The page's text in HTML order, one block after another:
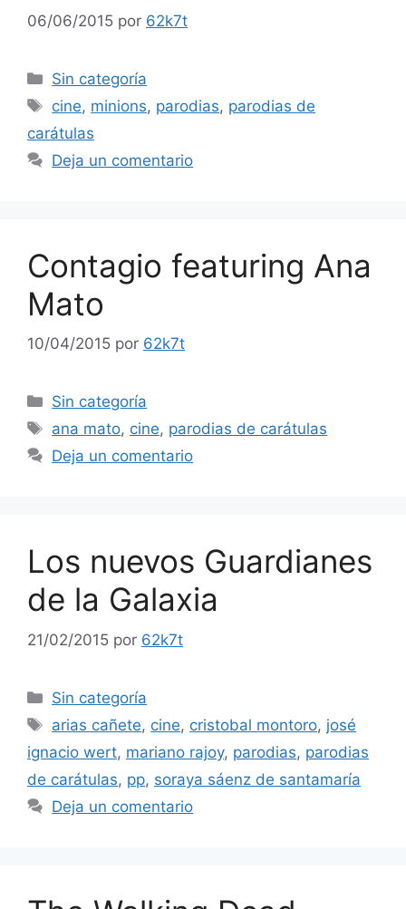
06/06/2015 por 62k7t
Categorías
Sin categoría
Etiquetas
cine, minions, parodias, parodias de
carátulas
Deja un comentario
Contagio featuring Ana
Mato
10/04/2015 por 62k7t
Categorías
Sin categoría
Etiquetas
ana mato, cine, parodias de carátulas
Deja un comentario
Los nuevos Guardianes
de la Galaxia
21/02/2015 por 62k7t
Categorías
Sin categoría
Etiquetas
arias cañete, cine, cristobal montoro, josé
ignacio wert, mariano rajoy, parodias, parodias
de carátulas, pp, soraya sáenz de santamaría
Deja un comentario